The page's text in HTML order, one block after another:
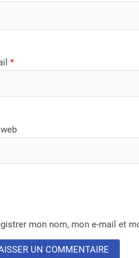
*
mon nom, mon e-mail et